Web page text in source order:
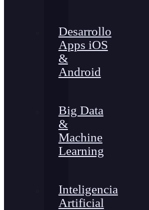
Desarrollo
Apps iOS
&
Android
Big Data
&
Machine
Learning
Inteligencia
Artificial